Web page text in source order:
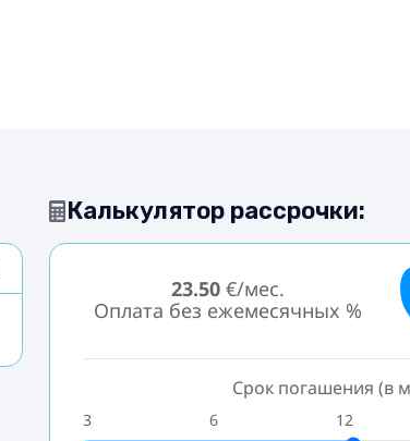
Калькулятор рассрочки:
23.50€/мес.
Оплата без ежемесячных %
Срок погашения (в
3 6 12